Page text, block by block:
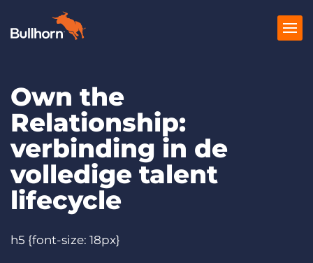
Producten
Prijzen
Kennisbank
Marketplace
Own the
Relationship:
verbinding in de
volledige talent
lifecycle
h5 {font-size: 18px}